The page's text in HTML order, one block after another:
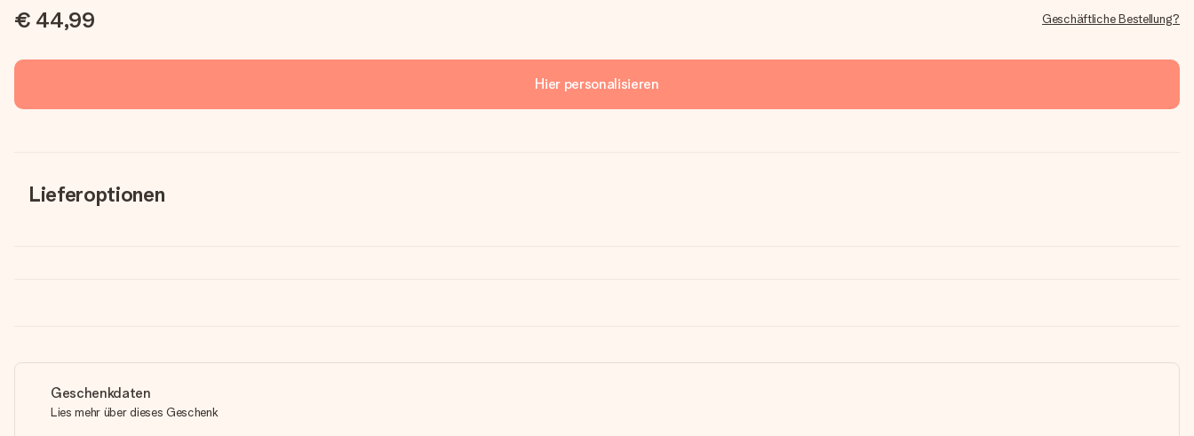
€ 44,99 Geschäftliche Bestellung?
Hier personalisieren
Lieferoptionen
Geschenkdaten
Lies mehr über dieses Geschenk